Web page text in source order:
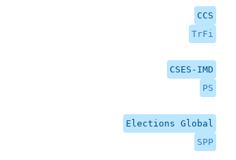
CCS
TrFi
CSES-IMD
PS
Elections Global
SPP